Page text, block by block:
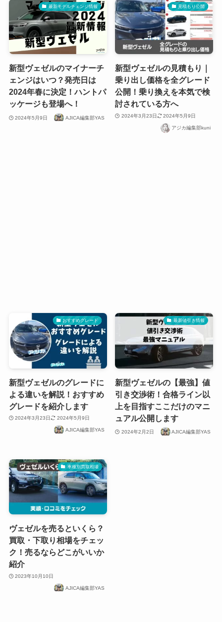
最新モデルチェンジ情報
新型ヴェゼルのマイナーチ
ェンジはいつ？発売日は
2024年春に決定！ハントパ
ッケージも登場へ！
2024年5月9日 AJICA編集部YAS
見積もり公開
新型ヴェゼルの見積もり｜
乗り出し価格を全グレード
公開！乗り換えを本気で検
討されている方へ
2024年3月23日 2024年5月9日
アジカ編集部kuni
おすすめグレード
新型ヴェゼルのグレードに
よる違いを解説！おすすめ
グレードを紹介します
2024年3月23日 2024年5月9日
AJICA編集部YAS
最新値引き情報
新型ヴェゼルの【最強】値
引き交渉術！合格ライン以
上を目指すここだけのマニ
ュアル公開します
2024年2月2日 AJICA編集部YAS
車種別買取相場
ヴェゼルを売るといくら？
買取・下取り相場をチェッ
ク！売るならどこがいいか
紹介
2023年10月10日
AJICA編集部YAS